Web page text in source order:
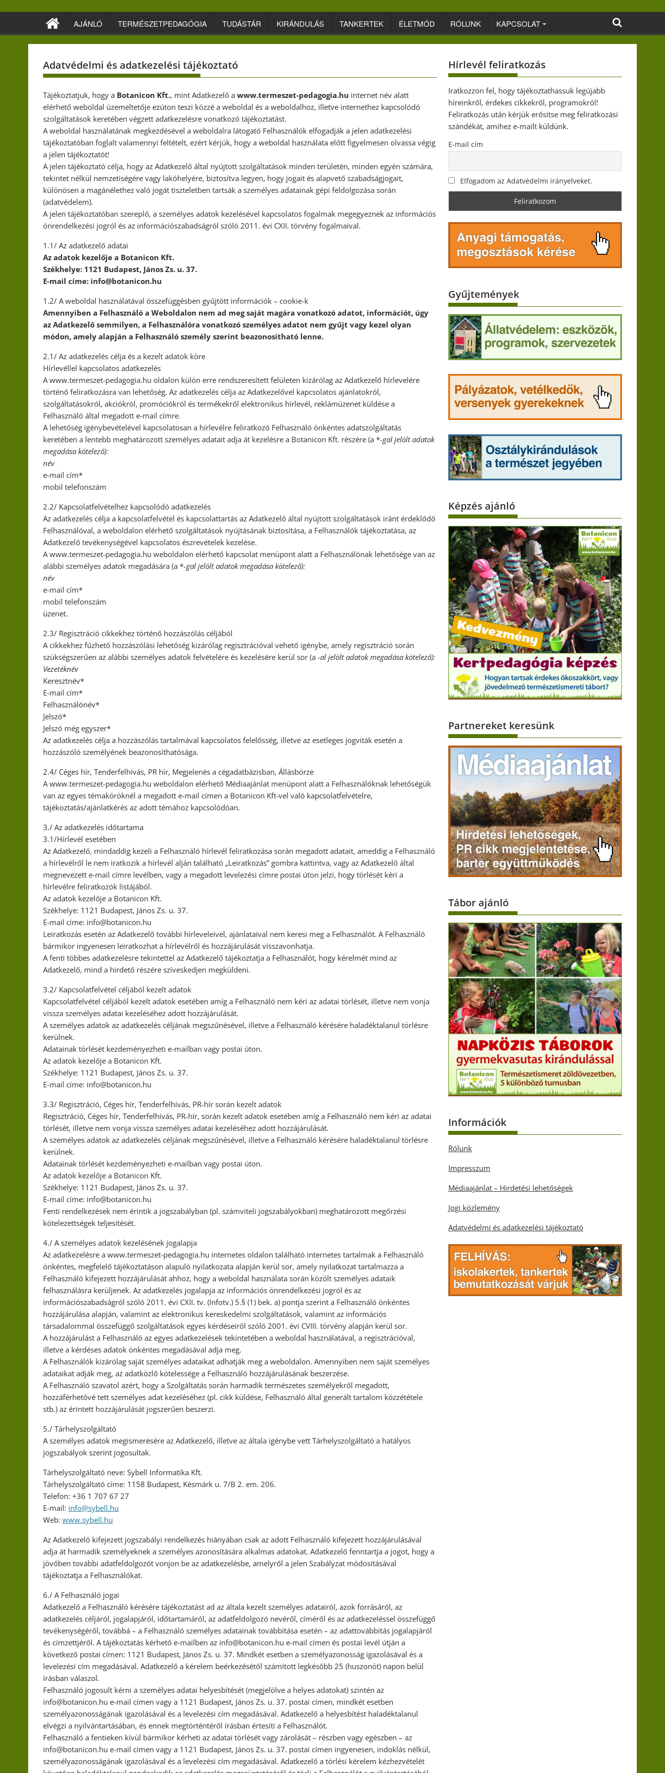
AJÁNLÓ TERMÉSZETPEDAGÓGIA TUDÁSTÁR KIRÁNDULÁS TANKERTEK ÉLETMÓD RÓLUNK KAPCSOLAT
Adatvédelmi és adatkezelési tájékoztató
Tájékoztatjuk, hogy a Botanicon Kft., mint Adatkezelő a www.termeszet-pedagogia.hu internet név alatt
elérhető weboldal üzemeltetője ezúton teszi közzé a weboldal és a weboldalhoz, illetve internethez kapcsolódó
szolgáltatások keretében végzett adatkezelésre vonatkozó tájékoztatást.
A weboldal használatának megkezdésével a weboldalra látogató Felhasználók elfogadják a jelen adatkezelési
tájékoztatóban foglalt valamennyi feltételt, ezért kérjük, hogy a weboldal használata előtt figyelmesen olvassa végig
a jelen tájékoztatót!
A jelen tájékoztató célja, hogy az Adatkezelő által nyújtott szolgáltatások minden területén, minden egyén számára,
tekintet nélkül nemzetiségére vagy lakóhelyére, biztosítva legyen, hogy jogait és alapvető szabadságjogait,
különösen a magánélethez való jogát tiszteletben tartsák a személyes adatainak gépi feldolgozása során
(adatvédelem).
A jelen tájékoztatóban szereplő, a személyes adatok kezelésével kapcsolatos fogalmak megegyeznek az információs
önrendelkezési jogról és az információszabadságról szóló 2011. évi CXII. törvény fogalmaival.
1.1/ Az adatkezelő adatai
Az adatok kezelője a Botanicon Kft.
Székhelye: 1121 Budapest, János Zs. u. 37.
E-mail címe: info@botanicon.hu
1.2/ A weboldal használatával összefüggésben gyűjtött információk – cookie-k
Amennyiben a Felhasználó a Weboldalon nem ad meg saját magára vonatkozó adatot, információt, úgy
az Adatkezelő semmilyen, a Felhasználóra vonatkozó személyes adatot nem gyűjt vagy kezel olyan
módon, amely alapján a Felhasználó személy szerint beazonosítható lenne.
2.1/ Az adatkezelés célja és a kezelt adatok köre
Hírlevéllel kapcsolatos adatkezelés
A www.termeszet-pedagogia.hu oldalon külön erre rendszeresített felületen kizárólag az Adatkezelő hírlevelére
történő feliratkozásra van lehetőség. Az adatkezelés célja az Adatkezelővel kapcsolatos ajánlatokról,
szolgáltatásokról, akciókról, promóciókról és termékekről elektronikus hírlevél, reklámüzenet küldése a
Felhasználó által megadott e-mail címre.
A lehetőség igénybevételével kapcsolatosan a hírlevélre feliratkozó Felhasználó önkéntes adatszolgáltatás
keretében a lentebb meghatározott személyes adatait adja át kezelésre a Botanicon Kft. részére (a *-gal jelölt adatok
megadása kötelező):
név
e-mail cím*
mobil telefonszám
2.2/ Kapcsolatfelvételhez kapcsolódó adatkezelés
Az adatkezelés célja a kapcsolatfelvétel és kapcsolattartás az Adatkezelő által nyújtott szolgáltatások iránt érdeklődő
Felhasználóval, a weboldalon elérhető szolgáltatások nyújtásának biztosítása, a Felhasználók tájékoztatása, az
Adatkezelő tevékenységével kapcsolatos észrevételek kezelése.
A www.termeszet-pedagogia.hu weboldalon elérhető kapcsolat menüpont alatt a Felhasználónak lehetősége van az
alábbi személyes adatok megadására (a *-gal jelölt adatok megadása kötelező):
név
e-mail cím*
mobil telefonszám
üzenet.
2.3/ Regisztráció cikkekhez történő hozzászólás céljából
A cikkekhez fűzhető hozzászólási lehetőség kizárólag regisztrációval vehető igénybe, amely regisztráció során
szükségszerűen az alábbi személyes adatok felvételére és kezelésére kerül sor (a -al jelölt adatok megadása kötelező):
Vezetéknév
Keresztnév*
E-mail cím*
Felhasználónév*
Jelszó*
Jelszó még egyszer*
Az adatkezelés célja a hozzászólás tartalmával kapcsolatos felelősség, illetve az esetleges jogviták esetén a
hozzászóló személyének beazonosíthatósága.
2.4/ Céges hír, Tenderfelhívás, PR hír, Megjelenés a cégadatbázisban, Állásbörze
A www.termeszet-pedagogia.hu weboldalon elérhető Médiaajánlat menüpont alatt a Felhasználóknak lehetőségük
van az egyes témaköröknél a megadott e-mail címen a Botanicon Kft-vel való kapcsolatfelvételre,
tájékoztatás/ajánlatkérés az adott témához kapcsolódóan.
3./ Az adatkezelés időtartama
3.1/Hírlevél esetében
Az Adatkezelő, mindaddig kezeli a Felhasználó hírlevél feliratkozása során megadott adatait, ameddig a Felhasználó
a hírlevélről le nem iratkozik a hírlevél alján található „Leiratkozás” gombra kattintva, vagy az Adatkezelő által
megnevezett e-mail címre levélben, vagy a megadott levelezési címre postai úton jelzi, hogy törlését kéri a
hírlevélre feliratkozók listájából.
Az adatok kezelője a Botanicon Kft.
Székhelye: 1121 Budapest, János Zs. u. 37.
E-mail címe: info@botanicon.hu
Leiratkozás esetén az Adatkezelő további hírleveleivel, ajánlataival nem keresi meg a Felhasználót. A Felhasználó
bármikor ingyenesen leiratkozhat a hírlevélről és hozzájárulását visszavonhatja.
A fenti többes adatkezelésre tekintettel az Adatkezelő tájékoztatja a Felhasználót, hogy kérelmét mind az
Adatkezelő, mind a hirdető részére szíveskedjen megküldeni.
3.2/ Kapcsolatfelvétel céljából kezelt adatok
Kapcsolatfelvétel céljából kezelt adatok esetében amíg a Felhasználó nem kéri az adatai törlését, illetve nem vonja
vissza személyes adatai kezeléséhez adott hozzájárulását.
A személyes adatok az adatkezelés céljának megszűnésével, illetve a Felhasználó kérésére haladéktalanul törlésre
kerülnek.
Adatainak törlését kezdeményezheti e-mailban vagy postai úton.
Az adatok kezelője a Botanicon Kft.
Székhelye: 1121 Budapest, János Zs. u. 37.
E-mail címe: info@botanicon.hu
3.3/ Regisztráció, Céges hír, Tenderfelhívás, PR-hír során kezelt adatok
Regisztráció, Céges hír, Tenderfelhívás, PR-hír, során kezelt adatok esetében amíg a Felhasználó nem kéri az adatai
törlését, illetve nem vonja vissza személyes adatai kezeléséhez adott hozzájárulását.
A személyes adatok az adatkezelés céljának megszűnésével, illetve a Felhasználó kérésére haladéktalanul törlésre
kerülnek.
Adatainak törlését kezdeményezheti e-mailban vagy postai úton.
Az adatok kezelője a Botanicon Kft.
Székhelye: 1121 Budapest, János Zs. u. 37.
E-mail címe: info@botanicon.hu
Fenti rendelkezések nem érintik a jogszabályban (pl. számviteli jogszabályokban) meghatározott megőrzési
kötelezettségek teljesítését.
4./ A személyes adatok kezelésének jogalapja
Az adatkezelésre a www.termeszet-pedagogia.hu internetes oldalon található internetes tartalmak a Felhasználó
önkéntes, megfelelő tájékoztatáson alapuló nyilatkozata alapján kerül sor, amely nyilatkozat tartalmazza a
Felhasználó kifejezett hozzájárulását ahhoz, hogy a weboldal használata során közölt személyes adataik
felhasználásra kerüljenek. Az adatkezelés jogalapja az információs önrendelkezési jogról és az
információszabadságról szóló 2011. évi CXII. tv. (Infotv.) 5.§ (1) bek. a) pontja szerint a Felhasználó önkéntes
hozzájárulása alapján, valamint az elektronikus kereskedelmi szolgáltatások, valamint az információs
társadalommal összefüggő szolgáltatások egyes kérdéseiről szóló 2001. évi CVIII. törvény alapján kerül sor.
A hozzájárulást a Felhasználó az egyes adatkezelések tekintetében a weboldal használatával, a regisztrációval,
illetve a kérdéses adatok önkéntes megadásával adja meg.
A Felhasználók kizárólag saját személyes adataikat adhatják meg a weboldalon. Amennyiben nem saját személyes
adataikat adják meg, az adatközlő kötelessége a Felhasználó hozzájárulásának beszerzése.
A Felhasználó szavatol azért, hogy a Szolgáltatás során harmadik természetes személyekről megadott,
hozzáférhetővé tett személyes adat kezeléséhez (pl. cikk küldése, Felhasználó által generált tartalom közzététele
stb.) az érintett hozzájárulását jogszerűen beszerzi.
5./ Tárhelyszolgáltató
A személyes adatok megismerésére az Adatkezelő, illetve az általa igénybe vett Tárhelyszolgáltató a hatályos
jogszabályok szerint jogosultak.
Tárhelyszolgáltató neve: Sybell Informatika Kft.
Tárhelyszolgáltató címe: 1158 Budapest, Késmárk u. 7/B 2. em. 206.
Telefon: +36 1 707 67 27
E-mail: info@sybell.hu
Web: www.sybell.hu
Az Adatkezelő kifejezett jogszabályi rendelkezés hiányában csak az adott Felhasználó kifejezett hozzájárulásával
adja át harmadik személyeknek a személyes azonosítására alkalmas adatokat. Adatkezelő fenntartja a jogot, hogy a
jövőben további adatfeldolgozót vonjon be az adatkezelésbe, amelyről a jelen Szabályzat módosításával
tájékoztatja a Felhasználókat.
6./ A Felhasználó jogai
Adatkezelő a Felhasználó kérésére tájékoztatást ad az általa kezelt személyes adatairól, azok forrásáról, az
adatkezelés céljáról, jogalapjáról, időtartamáról, az adatfeldolgozó nevéről, címéről és az adatkezeléssel összefüggő
tevékenységéről, továbbá – a Felhasználó személyes adatainak továbbítása esetén – az adattovábbítás jogalapjáról
és címzettjéről. A tájékoztatás kérhető e-mailben az info@botanicon.hu e-mail címen és postai levél útján a
következő postai címen: 1121 Budapest, János Zs. u. 37. Mindkét esetben a személyazonosság igazolásával és a
levelezési cím megadásával. Adatkezelő a kérelem beérkezésétől számított legkésőbb 25 (huszonöt) napon belül
írásban válaszol.
Felhasználó jogosult kérni a személyes adatai helyesbítését (megjelölve a helyes adatokat) szintén az
info@botanicon.hu e-mail címen vagy a 1121 Budapest, János Zs. u. 37. postai címen, mindkét esetben
személyazonosságának igazolásával és a levelezési cím megadásával. Adatkezelő a helyesbítést haladéktalanul
elvégzi a nyilvántartásában, és ennek megtörténtéről írásban értesíti a Felhasználót.
Felhasználó a fentieken kívül bármikor kérheti az adatai törlését vagy zárolását – részben vagy egészben – az
info@botanicon.hu e-mail címen vagy a 1121 Budapest, János Zs. u. 37. postai címen ingyenesen, indoklás nélkül,
személyazonosságának igazolásával és a levelezési cím megadásával. Adatkezelő a törlési kérelem kézhezvételét
Hírlevél feliratkozás
Iratkozzon fel, hogy tájékoztathassuk legújabb
híreinkről, érdekes cikkekről, programokról!
Feliratkozás után kérjük erősítse meg feliratkozási
szándékát, amihez e-mailt küldünk.
E-mail cím
Elfogadom az Adatvédelmi irányelveket.
Gyűjtemények
Képzés ajánló
Partnereket keresünk
Tábor ajánló
Információk
Rólunk
Impresszum
Médiaajánlat – Hirdetési lehetőségek
Jogi közlemény
Adatvédelmi és adatkezelési tájékoztató